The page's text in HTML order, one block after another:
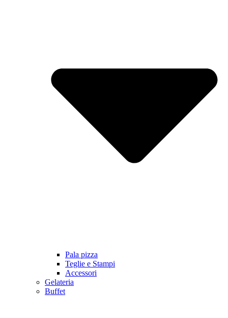
Pala pizza
Teglie e Stampi
Accessori
Gelateria
Buffet